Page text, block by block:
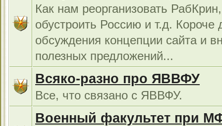
Как нам реорганизовать
обустроить Россию и т.д. Короче
обсуждения концепции сайта и
полезных предложений...
Всяко-разно про ЯВВФУ
Все, что связано с ЯВВФУ.
Военный факультет при